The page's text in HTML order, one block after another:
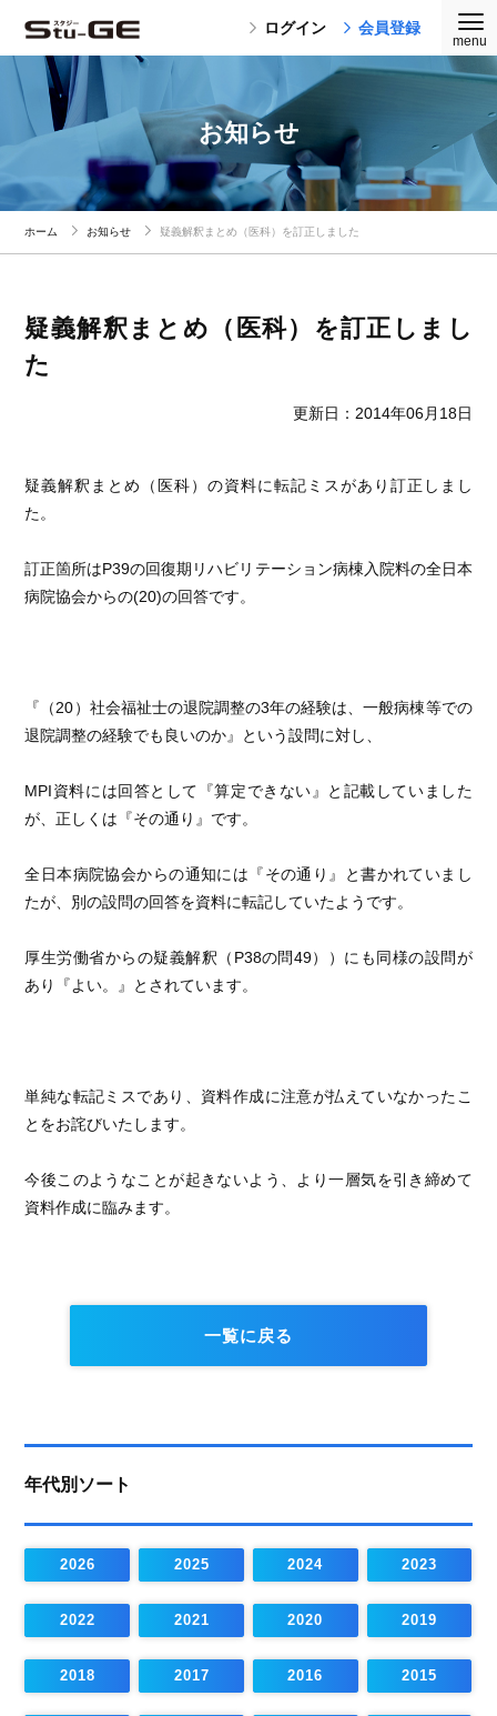
ログイン 会員登録
お知らせ
ホーム お知らせ 疑義解釈まとめ（医科）を訂正しました
疑義解釈まとめ（医科）を訂正しまし
た
更新日：2014年06月18日
疑義解釈まとめ（医科）の資料に転記ミスがあり訂正しまし
た。
訂正箇所はP39の回復期リハビリテーション病棟入院料の全日本
病院協会からの(20)の回答です。
『（20）社会福祉士の退院調整の3年の経験は、一般病棟等での
退院調整の経験でも良いのか』という設問に対し、
MPI資料には回答として『算定できない』と記載していました
が、正しくは『その通り』です。
全日本病院協会からの通知には『その通り』と書かれていまし
たが、別の設問の回答を資料に転記していたようです。
厚生労働省からの疑義解釈（P38の問49））にも同様の設問が
あり『よい。』とされています。
単純な転記ミスであり、資料作成に注意が払えていなかったこ
とをお詫びいたします。
今後このようなことが起きないよう、より一層気を引き締めて
資料作成に臨みます。
一覧に戻る
年代別ソート
2026 2025 2024 2023
2022 2021 2020 2019
2018 2017 2016 2015